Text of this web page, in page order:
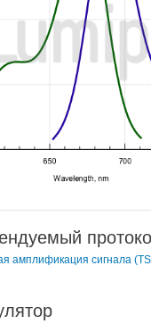
амплификация сигнала